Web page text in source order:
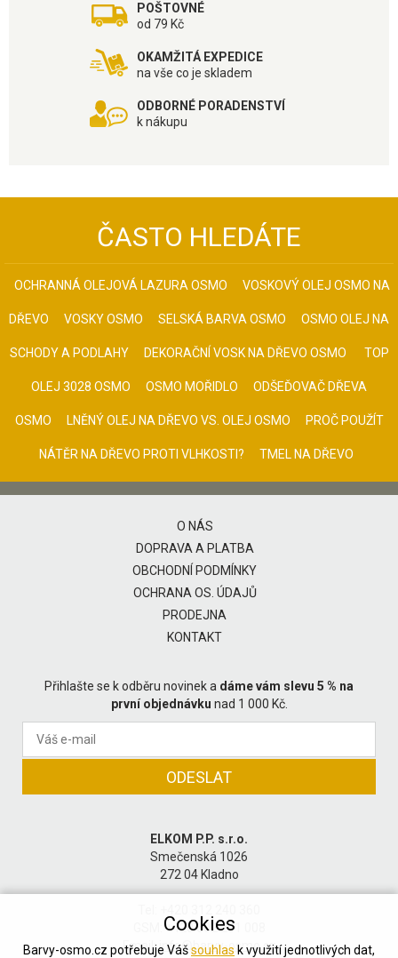
POŠTOVNÉ
od 79 Kč
OKAMŽITÁ EXPEDICE
na vše co je skladem
ODBORNÉ PORADENSTVÍ
k nákupu
ČASTO HLEDÁTE
OCHRANNÁ OLEJOVÁ LAZURA OSMO VOSKOVÝ OLEJ OSMO NA
DŘEVO VOSKY OSMO SELSKÁ BARVA OSMO OSMO OLEJ NA
SCHODY A PODLAHY DEKORAČNÍ VOSK NA DŘEVO OSMO TOP
OLEJ 3028 OSMO OSMO MOŘIDLO ODŠEĎOVAČ DŘEVA
OSMO LNĚNÝ OLEJ NA DŘEVO VS. OLEJ OSMO PROČ POUŽÍT
NÁTĚR NA DŘEVO PROTI VLHKOSTI? TMEL NA DŘEVO
O NÁS
DOPRAVA A PLATBA
OBCHODNÍ PODMÍNKY
OCHRANA OS. ÚDAJŮ
PRODEJNA
KONTAKT
Přihlašte se k odběru novinek a dáme vám slevu 5 % na
první objednávku nad 1 000 Kč.
ELKOM P.P. s.r.o.
Smečenská 1026
272 04 Kladno
GSM: +420 602 201 008
Email:info@barvy-osmo.cz
Cookies
Barvy-osmo.cz potřebuje Vášsouhlas k využití jednotlivých dat,